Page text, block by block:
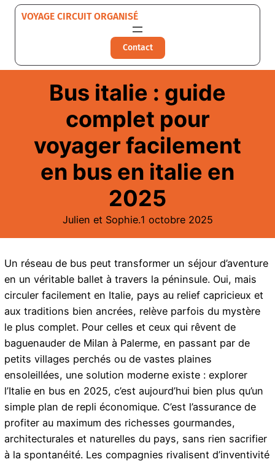
Aller
VOYAGE CIRCUIT ORGANISÉ
Contact
Bus italie : guide
complet pour
voyager facilement
en bus en italie en
2025
Julien et Sophie.1 octobre 2025
Un réseau de bus peut transformer un séjour d’aventure
en un véritable ballet à travers la péninsule. Oui, mais
circuler facilement en Italie, pays au relief capricieux et
aux traditions bien ancrées, relève parfois du mystère
le plus complet. Pour celles et ceux qui rêvent de
baguenauder de Milan à Palerme, en passant par de
petits villages perchés ou de vastes plaines
ensoleillées, une solution moderne existe : explorer
l’Italie en bus en 2025, c’est aujourd’hui bien plus qu’un
simple plan de repli économique. C’est l’assurance de
profiter au maximum des richesses gourmandes,
architecturales et naturelles du pays, sans rien sacrifier
à la spontanéité. Les compagnies rivalisent d’inventivité